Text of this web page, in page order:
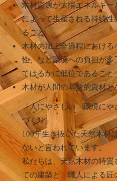
木材資源が太陽エネルギー
によって生産される持続性
ること
木材の加工全過程における
性、など環境への負担が多
てはるかに低位であること
木材が人間の基盤的資材と
「人にやさしい 環境に
づくり」
100年生き抜いた天然木材
ないと言われています。
私たちは、天然木材の特質
ての建築と、職人による匠